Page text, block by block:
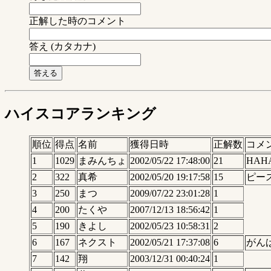
正解した時のコメント
答え (カタカナ)
ハイスコアランキング
順位 得点 名前 獲得日時 正解数 コメ
1
1029 まみんちょ 2002/05/22 17:48:00 21
2
322 真希 2002/05/20 19:17:58 15
ピー
3
250 まつ 2009/07/22 23:01:28 1
4
200 たくや 2007/12/13 18:56:42 1
5
190 きよし 2002/05/23 10:58:31 2
6
167 ネクスト 2002/05/21 17:37:08 6
がん
7
142 翔 2003/12/31 00:40:24 1